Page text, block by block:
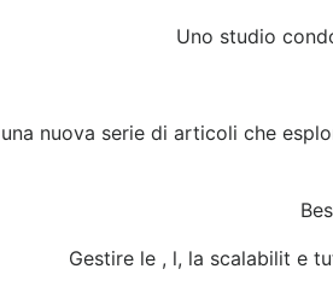
Uno studio
nuova serie di articoli che
Gestire le , l, la scalabilit e